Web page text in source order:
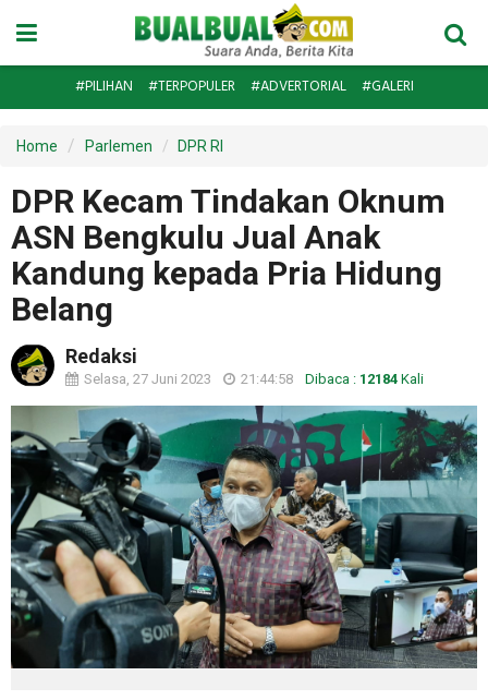
#PILIHAN #TERPOPULER #ADVERTORIAL #GALERI
Home Parlemen DPR RI
DPR Kecam Tindakan Oknum
ASN Bengkulu Jual Anak
Kandung kepada Pria Hidung
Belang
Redaksi
Selasa, 27 Juni 2023 21:44:58 Dibaca : 12184 Kali